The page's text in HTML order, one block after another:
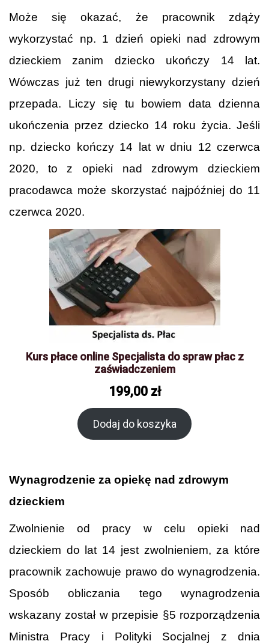
Może się okazać, że pracownik zdąży
wykorzystać np. 1 dzień opieki nad zdrowym
dzieckiem zanim dziecko ukończy 14 lat.
Wówczas już ten drugi niewykorzystany dzień
przepada. Liczy się tu bowiem data dzienna
ukończenia przez dziecko 14 roku życia. Jeśli
np. dziecko kończy 14 lat w dniu 12 czerwca
2020, to z opieki nad zdrowym dzieckiem
pracodawca może skorzystać najpóźniej do 11
czerwca 2020.
Kurs płace online Specjalista do spraw płac z
zaświadczeniem
199,00 zł
Dodaj do koszyka
Wynagrodzenie za opiekę nad zdrowym
dzieckiem
Zwolnienie od pracy w celu opieki nad
dzieckiem do lat 14 jest zwolnieniem, za które
pracownik zachowuje prawo do wynagrodzenia.
Sposób obliczania tego wynagrodzenia
wskazany został w przepisie §5 rozporządzenia
Ministra Pracy i Polityki Socjalnej z dnia